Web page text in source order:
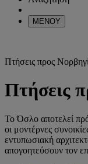
ΜΕΝΟΥ
Πτήσεις προς
Πτήσεις
Το Όσλο αποτελεί
οι μοντέρνες
εντυπωσιακή
απογοητεύσουν τον